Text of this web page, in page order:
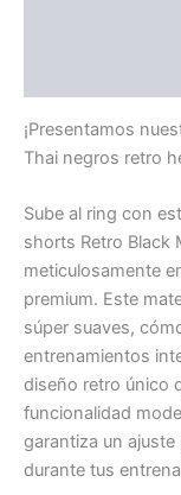
¡Presentamos
Thai negros retro
Sube al ring con
shorts Retro Black
meticulosamente
premium. Este
súper suaves,
entrenamientos
diseño retro único
funcionalidad
garantiza un
durante tus